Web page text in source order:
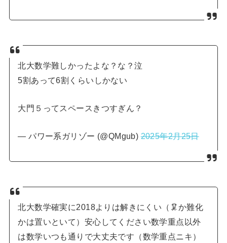
北大数学難しかったよな？な？泣
5割あって6割くらいしかない
大門５ってスペースきつすぎん？
— パワー系ガリゾー (@QMgub)2025年2月25日
北大数学確実に2018よりは解きにくい（🦑か難化
かは置いといて）安心してください数学重点以外
は数学いつも通りで大丈夫です（数学重点ニキ）